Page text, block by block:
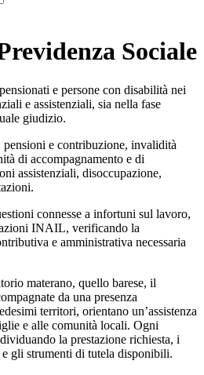
Sociale
e persone con disabilità nei
e assistenziali, sia nella fase
giudizio.
pensioni e contribuzione, invalidità
di accompagnamento e di
assistenziali, disoccupazione,
connesse a infortuni sul lavoro,
INAIL, verificando la
e amministrativa necessaria
materano, quello barese, il
da una presenza
territori, orientano un’assistenza
e alle comunità locali. Ogni
la prestazione richiesta, i
gli strumenti di tutela disponibili.